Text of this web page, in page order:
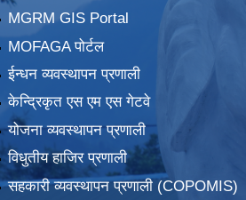
MGRM GIS Portal
MOFAGA पोर्टल
ईन्धन व्यवस्थापन प्रणाली
केन्द्रिकृत एस एम एस गेटवे
योजना व्यवस्थापन प्रणाली
विधुतीय हाजिर प्रणाली
सहकारी व्यवस्थापन प्रणाली (COPOMIS)